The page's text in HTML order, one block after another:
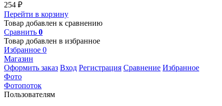
254 ₽
Перейти в корзину
Товар добавлен к сравнению
Сравнить 0
Товар добавлен в избранное
Избранное 0
Магазин
Оформить заказ Вход Регистрация Сравнение Избранное
Фото
Фотопоток
Пользователям